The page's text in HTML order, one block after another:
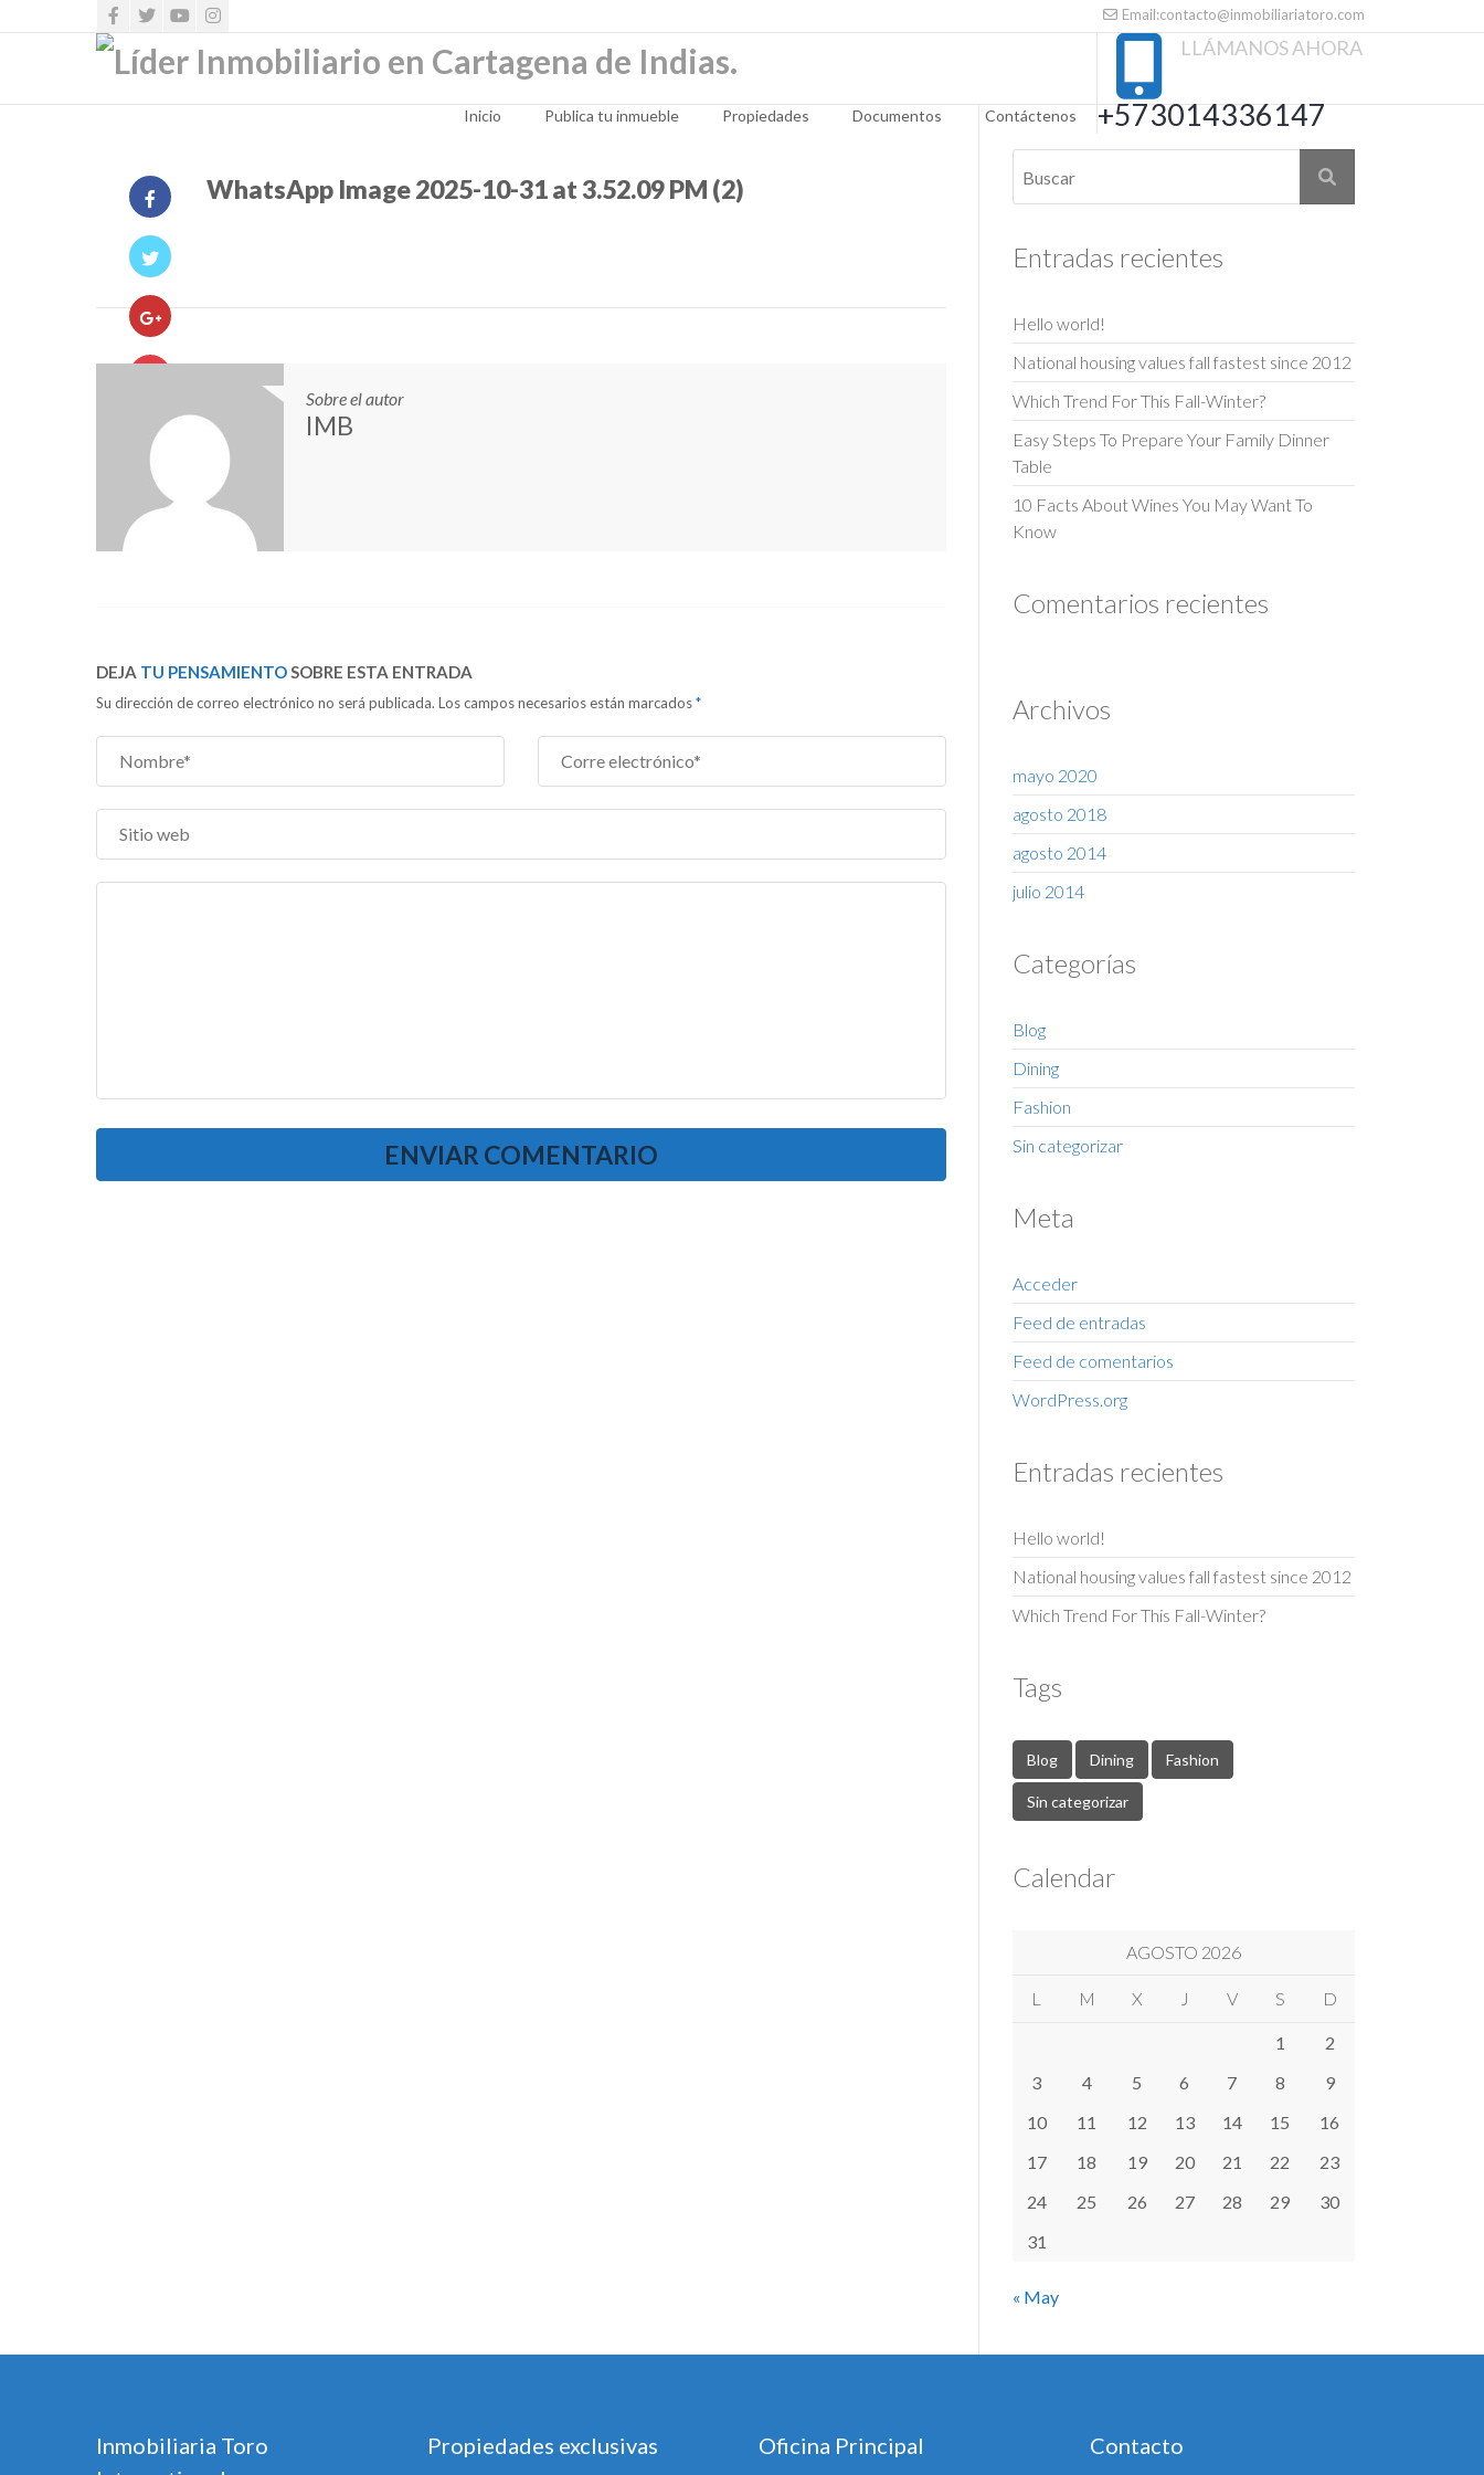
Email:contacto@inmobiliariatoro.com
LLÁMANOS AHORA
+573014336147
Inicio Publica tu inmueble Propiedades Documentos Contáctenos
WhatsApp Image 2025-10-31 at 3.52.09 PM (2)
Sobre el autor
IMB
DEJA TU PENSAMIENTOSOBRE ESTA ENTRADA
Su dirección de correo electrónico no será publicada. Los campos necesarios están marcados*
Entradas recientes
Hello world!
National housing values fall fastest since 2012
Which Trend For This Fall-Winter?
Easy Steps To Prepare Your Family Dinner
Table
10 Facts About Wines You May Want To
Know
Comentarios recientes
Archivos
mayo 2020
agosto 2018
agosto 2014
julio 2014
Categorías
Blog
Dining
Fashion
Sin categorizar
Meta
Acceder
Feed de entradas
Feed de comentarios
WordPress.org
Entradas recientes
Hello world!
National housing values fall fastest since 2012
Which Trend For This Fall-Winter?
Tags
Blog Dining Fashion
Sin categorizar
Calendar
AGOSTO 2026
L M X J V S D
1
2
3
4 5 6 7 8
9
10
11 12 13 14 15
16
17
18 19 20 21 22
23
24
25 26 27 28 29
30
31
« May
Inmobiliaria Toro
Propiedades exclusivas Oficina Principal Contacto